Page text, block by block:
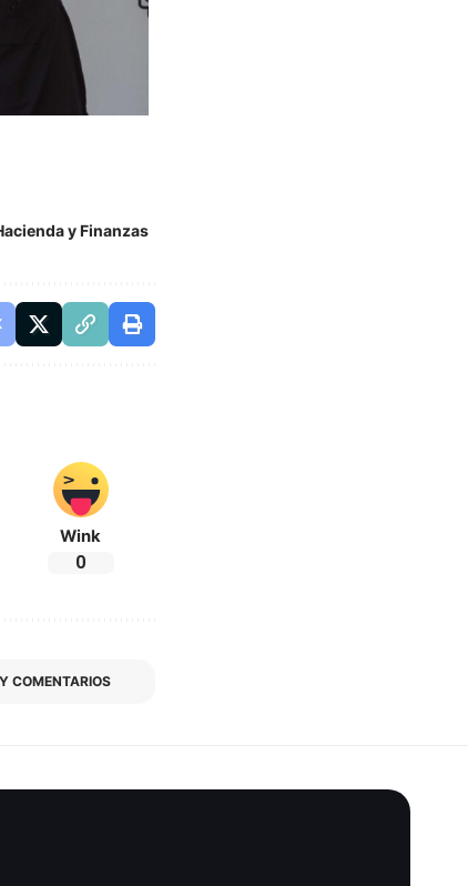
y Finanzas
Wink
0
COMENTARIOS